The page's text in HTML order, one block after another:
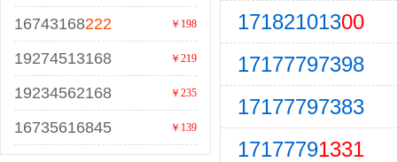
16743168222 ￥198
19274513168 ￥219
19234562168 ￥235
16735616845 ￥139
17182101300
17177797398
17177797383
17177791331